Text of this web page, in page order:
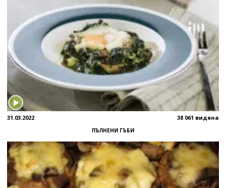
31.03.2022 38 061 видяна
ПЪЛНЕНИ ГЪБИ